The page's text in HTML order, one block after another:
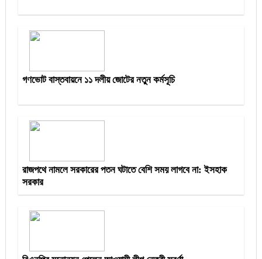
গণভোট বাস্তবায়নে ১১ দলীয় জোটের নতুন কর্মসূচি
রাজপথে নামলে সরকারের পতন ঘটাতে বেশি সময় লাগবে না: ইসহাক
সরকার